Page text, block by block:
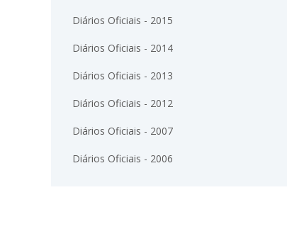
Diários Oficiais - 2015
Diários Oficiais - 2014
Diários Oficiais - 2013
Diários Oficiais - 2012
Diários Oficiais - 2007
Diários Oficiais - 2006